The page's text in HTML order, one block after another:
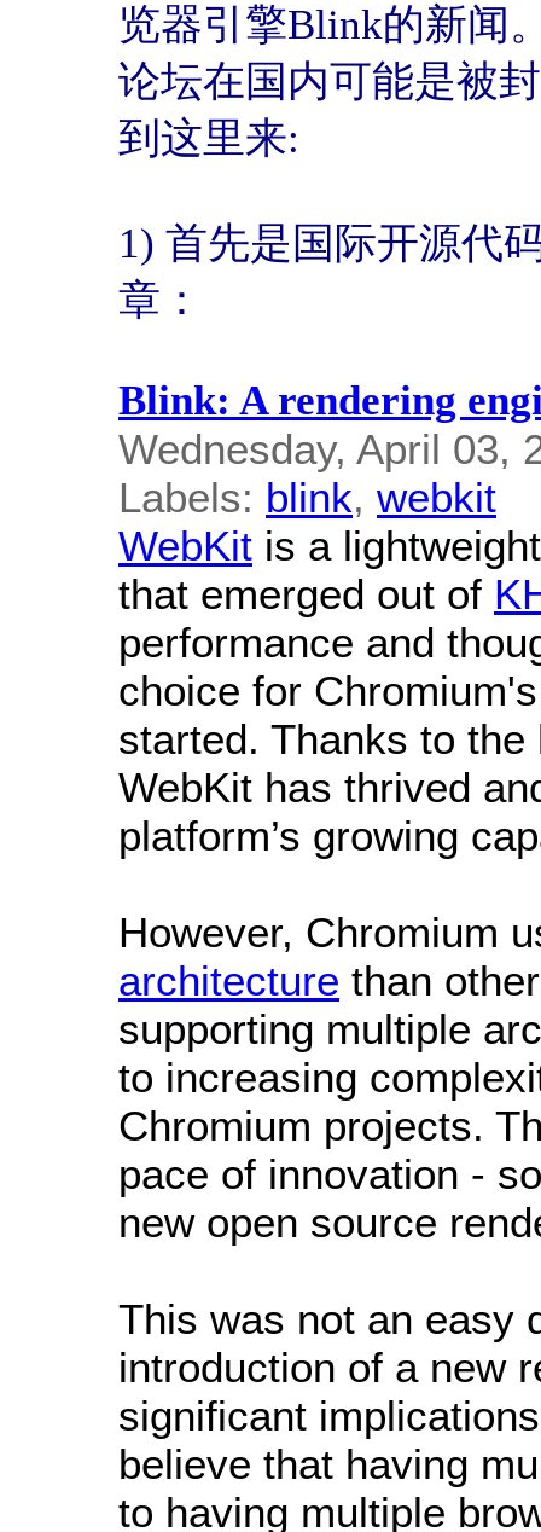
览器引擎Blink的新闻
论坛在国内可能是被
到这里来:
1) 首先是国际开源代
章：
Blink: A rendering
Wednesday, April 03,
Labels: blink, webkit
WebKit is a
that emerged out of
performance and
choice for
started. Thanks to
WebKit has thrived
platform’s growing
However, Chromium
architecture than
supporting multiple
to increasing
Chromium projects.
pace of innovation -
new open source
This was not an easy
introduction of a new
significant
believe that having
to having multiple